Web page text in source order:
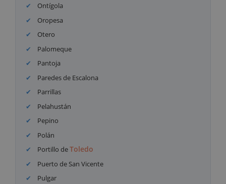
Ontígola
Oropesa
Otero
Palomeque
Pantoja
Paredes de Escalona
Parrillas
Pelahustán
Pepino
Polán
Portillo deToledo
Puerto de San Vicente
Pulgar